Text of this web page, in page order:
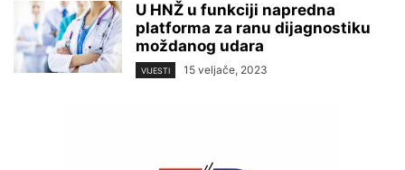
U HNŽ u funkciji napredna
platforma za ranu dijagnostiku
moždanog udara
VIJESTI 15 veljače, 2023